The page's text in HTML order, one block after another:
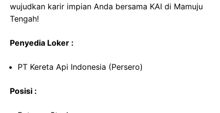
wujudkan karir impian Anda bersama KAI di Mamuju
Tengah!
Penyedia Loker :
PT Kereta Api Indonesia (Persero)
Posisi :